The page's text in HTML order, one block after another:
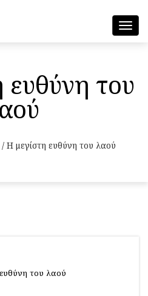
του
/ Η μεγίστη ευθύνη του λαού
του λαού